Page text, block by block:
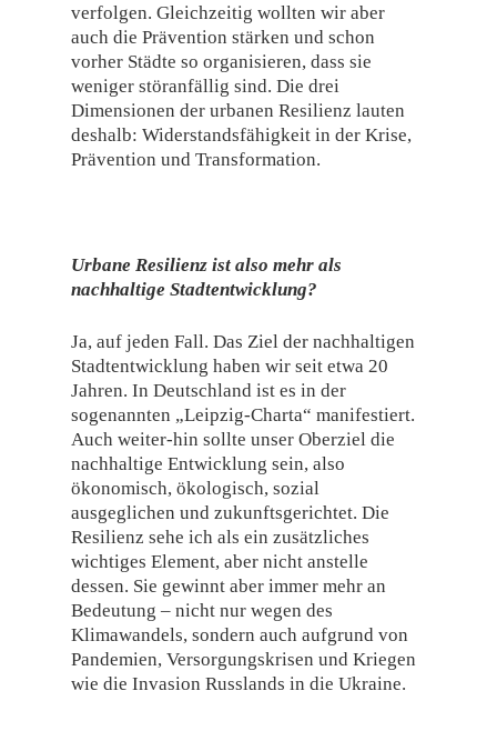
verfolgen. Gleichzeitig wollten wir aber
auch die Prävention stärken und schon
vorher Städte so organisieren, dass sie
weniger störanfällig sind. Die drei
Dimensionen der urbanen Resilienz lauten
deshalb: Widerstandsfähigkeit in der Krise,
Prävention und Transformation.
Urbane Resilienz ist also mehr als
nachhaltige Stadtentwicklung?
Ja, auf jeden Fall. Das Ziel der nachhaltigen
Stadtentwicklung haben wir seit etwa 20
Jahren. In Deutschland ist es in der
sogenannten „Leipzig-Charta“ manifestiert.
Auch weiter-hin sollte unser Oberziel die
nachhaltige Entwicklung sein, also
ökonomisch, ökologisch, sozial
ausgeglichen und zukunftsgerichtet. Die
Resilienz sehe ich als ein zusätzliches
wichtiges Element, aber nicht anstelle
dessen. Sie gewinnt aber immer mehr an
Bedeutung – nicht nur wegen des
Klimawandels, sondern auch aufgrund von
Pandemien, Versorgungskrisen und Kriegen
wie die Invasion Russlands in die Ukraine.